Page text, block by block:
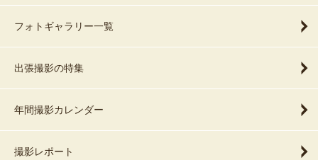
フォトギャラリー一覧
出張撮影の特集
年間撮影カレンダー
撮影レポート